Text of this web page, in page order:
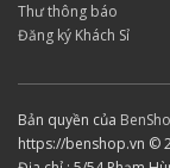
Thư thông báo
Đăng ký Khách Sỉ
Bản quyền của
https://benshop.vn ©